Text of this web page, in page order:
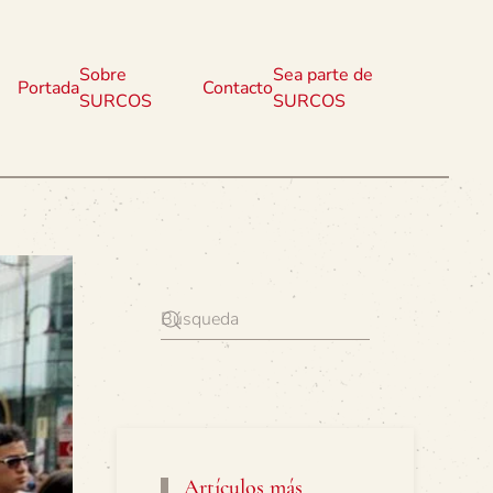
Portada
Sobre
SURCOS
Contacto
Sea parte de
SURCOS
Artículos más